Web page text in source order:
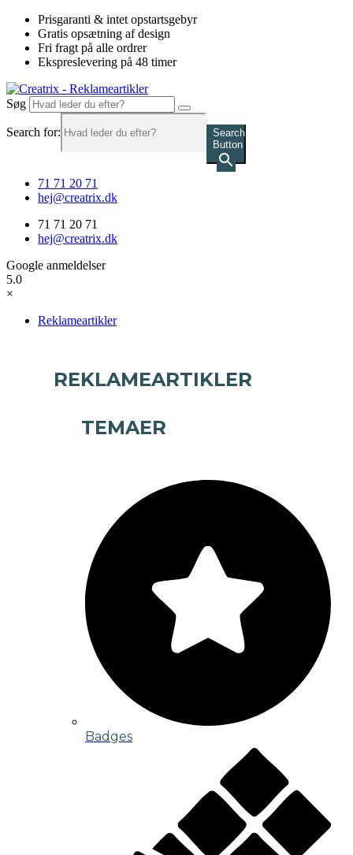
Videre
indhold
Prisgaranti & intet opstartsgebyr
Gratis opsætning af design
Fri fragt på alle ordrer
Ekspreslevering på 48 timer
Søg
Search for:
Search
Button
71 71 20 71
hej@creatrix.dk
71 71 20 71
hej@creatrix.dk
Google anmeldelser
5.0
×
Reklameartikler
REKLAMEARTIKLER
TEMAER
Badges